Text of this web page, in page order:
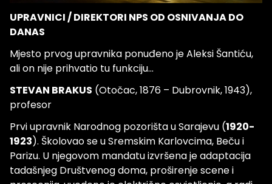
UPRAVNICI / DIREKTORI NPS OD OSNIVANJA DO
DANAS
Mjesto prvog upravnika ponuđeno je Aleksi Šantiću,
ali on nije prihvatio tu funkciju...
STEVAN BRAKUS (Otočac, 1876 – Dubrovnik, 1943),
profesor
Prvi upravnik Narodnog pozorišta u Sarajevu (1920-
1923). Školovao se u Sremskim Karlovcima, Beču i
Parizu. U njegovom mandatu izvršena je adaptacija
tadašnjeg Društvenog doma, proširenje scene i